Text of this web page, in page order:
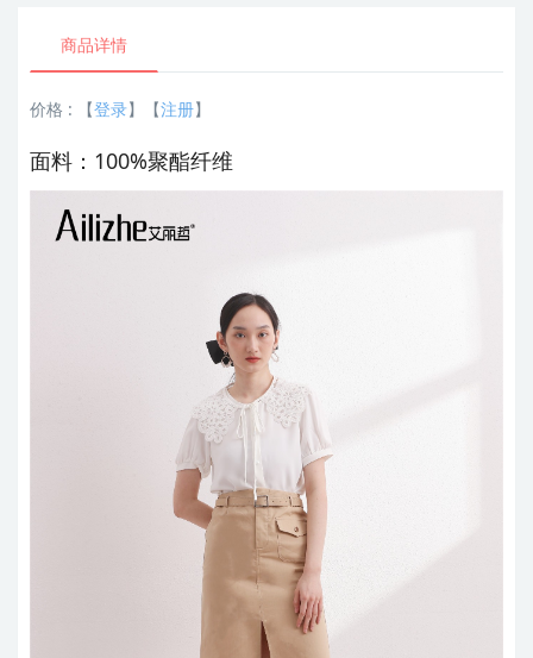
商品详情
价格 : 【登录】【注册】
面料：100%聚酯纤维